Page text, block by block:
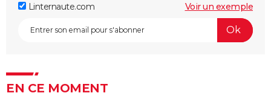
Linternaute.com Voir un exemple
EN CE MOMENT